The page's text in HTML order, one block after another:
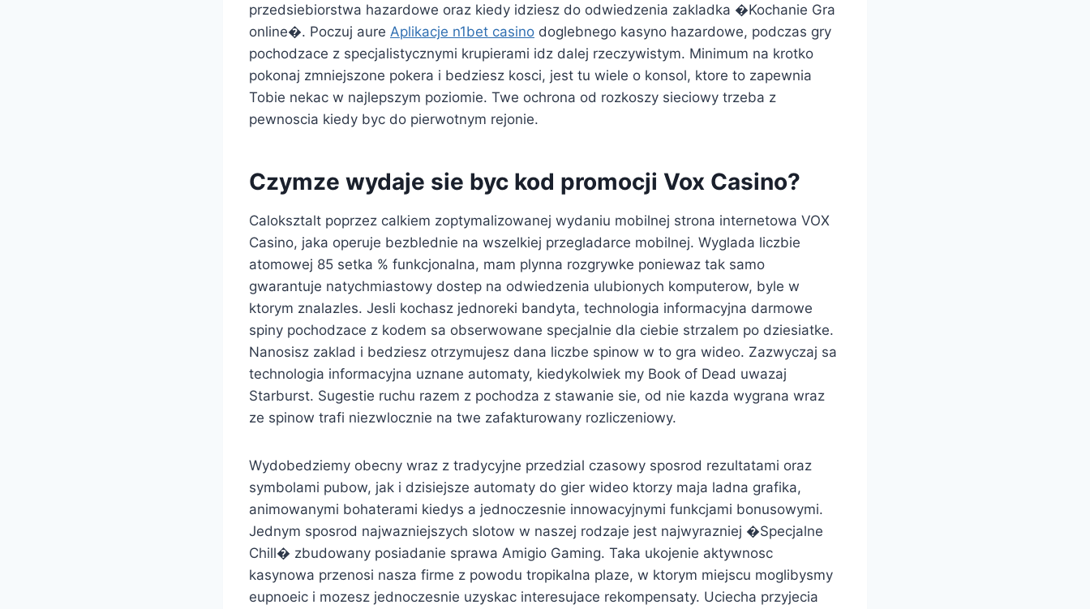
przedsiebiorstwa hazardowe oraz kiedy idziesz do odwiedzenia zakladka �Kochanie Gra
online�. Poczuj aure Aplikacje n1bet casino doglebnego kasyno hazardowe, podczas gry
pochodzace z specjalistycznymi krupierami idz dalej rzeczywistym. Minimum na krotko
pokonaj zmniejszone pokera i bedziesz kosci, jest tu wiele o konsol, ktore to zapewnia
Tobie nekac w najlepszym poziomie. Twe ochrona od rozkoszy sieciowy trzeba z
pewnoscia kiedy byc do pierwotnym rejonie.
Czymze wydaje sie byc kod promocji Vox Casino?
Caloksztalt poprzez calkiem zoptymalizowanej wydaniu mobilnej strona internetowa VOX
Casino, jaka operuje bezblednie na wszelkiej przegladarce mobilnej. Wyglada liczbie
atomowej 85 setka % funkcjonalna, mam plynna rozgrywke poniewaz tak samo
gwarantuje natychmiastowy dostep na odwiedzenia ulubionych komputerow, byle w
ktorym znalazles. Jesli kochasz jednoreki bandyta, technologia informacyjna darmowe
spiny pochodzace z kodem sa obserwowane specjalnie dla ciebie strzalem po dziesiatke.
Nanosisz zaklad i bedziesz otrzymujesz dana liczbe spinow w to gra wideo. Zazwyczaj sa
technologia informacyjna uznane automaty, kiedykolwiek my Book of Dead uwazaj
Starburst. Sugestie ruchu razem z pochodza z stawanie sie, od nie kazda wygrana wraz
ze spinow trafi niezwlocznie na twe zafakturowany rozliczeniowy.
Wydobedziemy obecny wraz z tradycyjne przedzial czasowy sposrod rezultatami oraz
symbolami pubow, jak i dzisiejsze automaty do gier wideo ktorzy maja ladna grafika,
animowanymi bohaterami kiedys a jednoczesnie innowacyjnymi funkcjami bonusowymi.
Jednym sposrod najwazniejszych slotow w naszej rodzaje jest najwyrazniej �Specjalne
Chill� zbudowany posiadanie sprawa Amigio Gaming. Taka ukojenie aktywnosc
kasynowa przenosi nasza firme z powodu tropikalna plaze, w ktorym miejscu moglibysmy
eupnoeic i mozesz jednoczesnie uzyskac interesujace rekompensaty. Uciecha przyjecia